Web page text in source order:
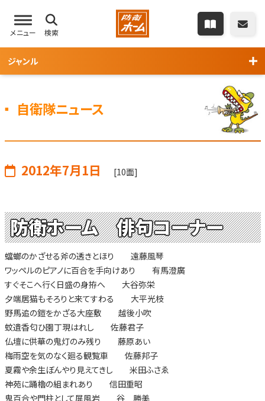
メニュー 検索
ジャンル
自衛隊ニュース
2012年7月1日 [10面]
防衛ホーム 俳句コーナー
蟷螂のかざせる斧の透きとほり 遠藤風琴
ワッペルのピアノに百合を手向けあり 有馬澄廣
すぐそこへ行く日盛の身拵へ 大谷弥栄
夕端居猫もそろりと来てすわる 大平光枝
野馬追の鎧をかざる大座敷 越後小吹
蚊遺香匂ひ園丁現はれし 佐藤君子
仏壇に供華の鬼灯のみ残り 藤原あい
梅雨空を気のなく廻る観覧車 佐藤邦子
夏霧や余生ぼんやり見えてきし 米田ふさゑ
神苑に踊櫓の組まれあり 信田重昭
鬼百合や門柱として屏風岩 谷 勝美